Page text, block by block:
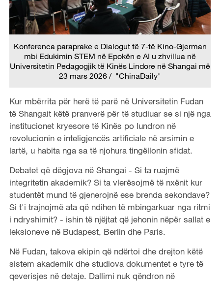
Konferenca paraprake e Dialogut të 7-të Kino-Gjerman
mbi Edukimin STEM në Epokën e AI u zhvillua në
Universitetin Pedagogjik të Kinës Lindore në Shangai më
23 mars 2026 / "ChinaDaily"
Kur mbërrita për herë të parë në Universitetin Fudan
të Shangait këtë pranverë për të studiuar se si një nga
institucionet kryesore të Kinës po lundron në
revolucionin e inteligjencës artificiale në arsimin e
lartë, u habita nga sa të njohura tingëllonin sfidat.
Debatet që dëgjova në Shangai - Si ta ruajmë
integritetin akademik? Si ta vlerësojmë të nxënit kur
studentët mund të gjenerojnë ese brenda sekondave?
Si t'i trajnojmë ata që ndihen të mbingarkuar nga ritmi
i ndryshimit? - ishin të njëjtat që jehonin nëpër sallat e
leksioneve në Budapest, Berlin dhe Paris.
Në Fudan, takova ekipin që ndërtoi dhe drejton këtë
sistem akademik dhe studiova dokumentet e tyre të
qeverisjes në detaje. Dallimi nuk qëndron në